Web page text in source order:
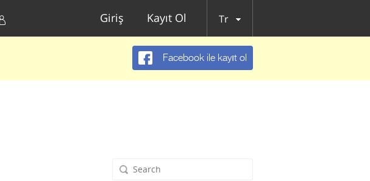
Giriş Kayıt Ol Tr
Facebook ile kayıt ol